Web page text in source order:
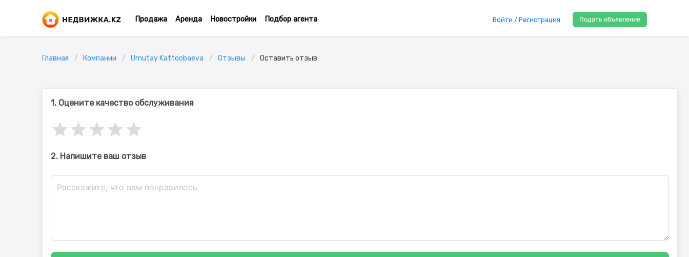
Продажа Аренда Новостройки Подбор агента Войти / Регистрация Подать объявление
Главная Компании Umutay Kattoobaeva Отзывы Оставить отзыв
1. Оцените качество обслуживания
2. Напишите ваш отзыв